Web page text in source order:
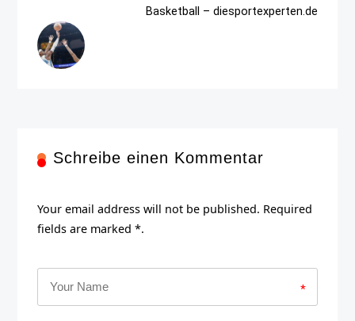
Basketball – diesportexperten.de
Schreibe einen Kommentar
Your email address will not be published. Required
fields are marked *.
*